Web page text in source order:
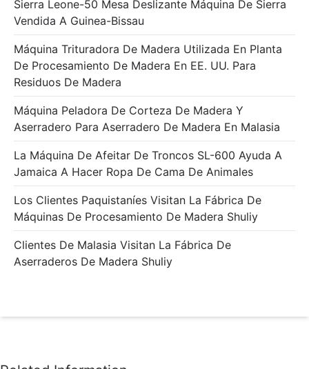
Sierra Leone-50 Mesa Deslizante Máquina De Sierra
Vendida A Guinea-Bissau
Máquina Trituradora De Madera Utilizada En Planta
De Procesamiento De Madera En EE. UU. Para
Residuos De Madera
Máquina Peladora De Corteza De Madera Y
Aserradero Para Aserradero De Madera En Malasia
La Máquina De Afeitar De Troncos SL-600 Ayuda A
Jamaica A Hacer Ropa De Cama De Animales
Los Clientes Paquistaníes Visitan La Fábrica De
Máquinas De Procesamiento De Madera Shuliy
Clientes De Malasia Visitan La Fábrica De
Aserraderos De Madera Shuliy